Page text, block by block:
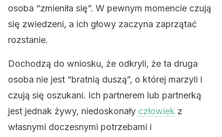
osoba “zmieniła się”. W pewnym momencie czują
się zwiedzeni, a ich głowy zaczyna zaprzątać
rozstanie.
Dochodzą do wniosku, że odkryli, że ta druga
osoba nie jest “bratnią duszą”, o której marzyli i
czują się oszukani. Ich partnerem lub partnerką
jest jednak żywy, niedoskonały człowiek z
własnymi doczesnymi potrzebami i